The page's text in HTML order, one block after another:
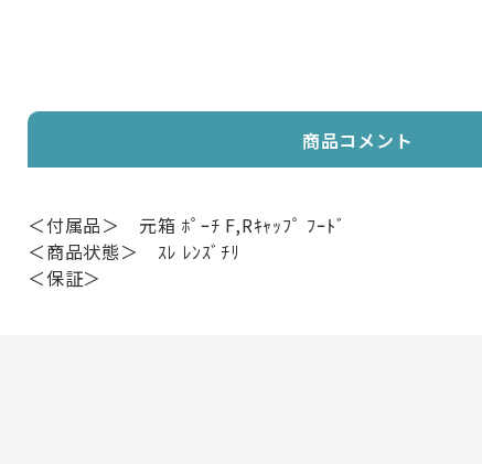
商品コメント
＜付属品＞ 元箱 ﾎﾟｰﾁ F,Rｷｬｯﾌﾟ ﾌｰﾄﾞ
＜商品状態＞ ｽﾚ ﾚﾝｽﾞﾁﾘ
＜保証＞